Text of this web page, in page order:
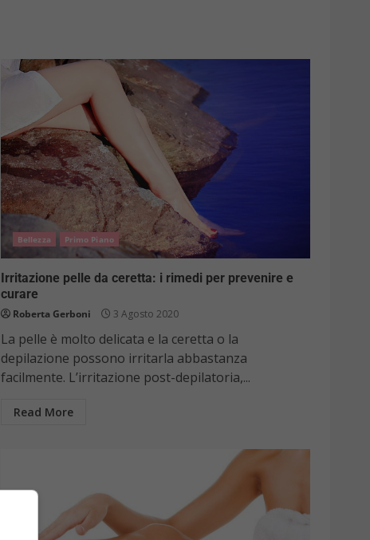
Bellezza Primo Piano
Irritazione pelle da ceretta: i rimedi per prevenire e
curare
Roberta Gerboni 3 Agosto 2020
La pelle è molto delicata e la ceretta o la
depilazione possono irritarla abbastanza
facilmente. L’irritazione post-depilatoria,...
Read More